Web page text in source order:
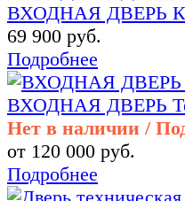
ВХОДНАЯ ДВЕРЬ
69 900 руб.
Подробнее
ВХОДНАЯ ДВЕРЬ
Нет в наличии /
от 120 000 руб.
Подробнее